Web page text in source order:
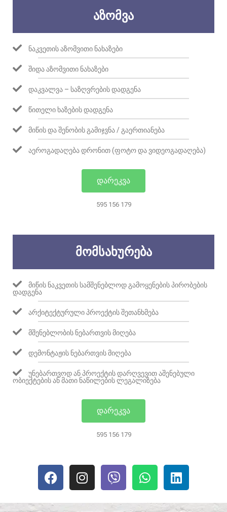
ᲐᲖᲝᲛᲕᲐ
ᲜᲐᲙᲕᲔᲗᲘᲡ ᲐᲖᲝᲛᲕᲘᲗᲘ ᲜᲐᲮᲐᲖᲔᲑᲘ
ᲨᲘᲓᲐ ᲐᲖᲝᲛᲕᲘᲗᲘ ᲜᲐᲮᲐᲖᲔᲑᲘ
ᲓᲐᲙᲕᲐᲚᲕᲐ – ᲡᲐᲖᲦᲕᲠᲔᲑᲘᲡ ᲓᲐᲓᲒᲔᲜᲐ
ᲬᲘᲗᲔᲚᲘ ᲮᲐᲖᲔᲑᲘᲡ ᲓᲐᲓᲒᲔᲜᲐ
ᲛᲘᲬᲘᲡ ᲓᲐ ᲨᲔᲜᲝᲑᲘᲡ ᲒᲐᲛᲘᲯᲕᲜᲐ / ᲒᲐᲔᲠᲗᲘᲐᲜᲔᲑᲐ
ᲐᲔᲠᲝᲒᲐᲓᲐᲦᲔᲑᲐ ᲓᲠᲝᲜᲘᲗ (ᲤᲝᲢᲝ ᲓᲐ ᲕᲘᲓᲔᲝᲒᲐᲓᲐᲦᲔᲑᲐ)
ᲓᲐᲠᲔᲙᲕᲐ
595 156 179
ᲛᲝᲛᲡᲐᲮᲣᲠᲔᲑᲐ
ᲛᲘᲬᲘᲡ ᲜᲐᲙᲕᲔᲗᲘᲡ ᲡᲐᲛᲨᲔᲜᲔᲑᲚᲝᲓ ᲒᲐᲛᲝᲧᲔᲜᲔᲑᲘᲡ ᲞᲘᲠᲝᲑᲔᲑᲘᲡ
ᲓᲐᲓᲒᲔᲜᲐ
ᲐᲠᲥᲘᲢᲔᲥᲢᲣᲠᲣᲚᲘ ᲞᲠᲝᲔᲥᲢᲘᲡ ᲨᲔᲗᲐᲜᲮᲛᲔᲑᲐ
ᲛᲨᲔᲜᲔᲑᲚᲝᲑᲘᲡ ᲜᲔᲑᲐᲠᲗᲕᲘᲡ ᲛᲘᲦᲔᲑᲐ
ᲓᲔᲛᲝᲜᲢᲐᲟᲘᲡ ᲜᲔᲑᲐᲠᲗᲕᲘᲡ ᲛᲘᲦᲔᲑᲐ
ᲣᲜᲔᲑᲐᲠᲗᲕᲝᲓ ᲐᲜ ᲞᲠᲝᲔᲥᲢᲘᲡ ᲓᲐᲠᲦᲕᲔᲕᲘᲗ ᲐᲨᲔᲜᲔᲑᲣᲚᲘ
ᲝᲑᲘᲔᲥᲢᲔᲑᲘᲡ ᲐᲜ ᲛᲐᲗᲘ ᲜᲐᲬᲘᲚᲔᲑᲘᲡ ᲚᲔᲒᲐᲚᲘᲖᲔᲑᲐ
ᲓᲐᲠᲔᲙᲕᲐ
595 156 179